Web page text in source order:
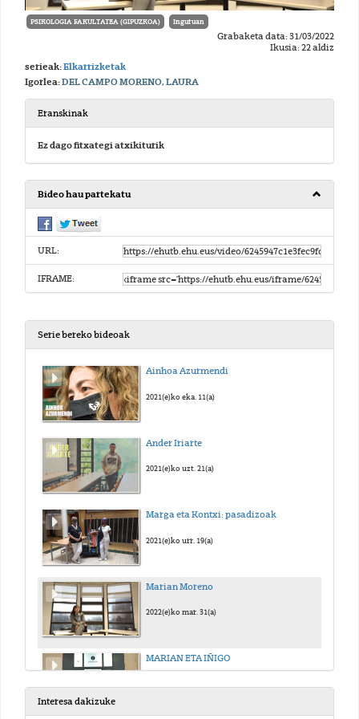
PSIKOLOGIA FAKULTATEA (GIPUZKOA) Inguruan
Grabaketa data: 31/03/2022
Ikusia: 22 aldiz
serieak:Elkarrizketak
Igorlea:DEL CAMPO MORENO, LAURA
Eranskinak
Ez dago fitxategi atxikiturik
Bideo hau partekatu
URL:
IFRAME:
Serie bereko bideoak
Ainhoa Azurmendi
2021(e)ko eka. 11(a)
Ander Iriarte
2021(e)ko uzt. 21(a)
Marga eta Kontxi: pasadizoak
2021(e)ko urr. 19(a)
Marian Moreno
2022(e)ko mar. 31(a)
MARIAN ETA IÑIGO
Interesa dakizuke